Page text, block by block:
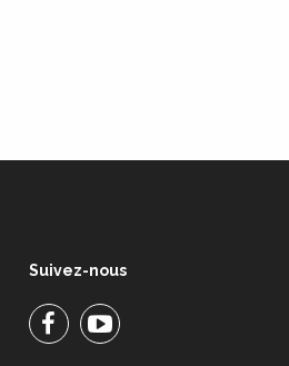
Suivez-nous
FacebookFacebook